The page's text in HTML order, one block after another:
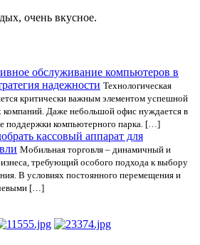
очень вкусное.
обслуживание компьютеров в
надежности Технологическая
критически важным элементом успешной
Даже небольшой офис нуждается в
поддержки компьютерного парка. […]
кассовый аппарат для
Мобильная торговля – динамичный и
требующий особого подхода к выбору
В условиях постоянного перемещения и
[…]